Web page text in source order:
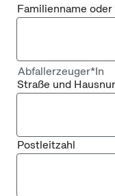
Familienname
Abfallerzeuger*In
Straße und
Postleitzahl